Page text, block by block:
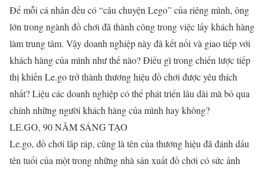
Để mỗi cá nhân đều có “câu chuyện Lego” của riêng mình, ông
lớn trong ngành đồ chơi đã thành công trong việc lấy khách hàng
làm trung tâm. Vậy doanh nghiệp này đã kết nối và giao tiếp với
khách hàng của mình như thế nào? Điều gì trong chiến lược tiếp
thị khiến Le.go trở thành thương hiệu đồ chơi được yêu thích
nhất? Liệu các doanh nghiệp có thể phát triển lâu dài mà bỏ qua
chính những người khách hàng của mình hay không?
LE.GO, 90 NĂM SÁNG TẠO
Le.go, đồ chơi lắp ráp, cũng là tên của thương hiệu đã đánh dấu
tên tuổi của một trong những nhà sản xuất đồ chơi có sức ảnh